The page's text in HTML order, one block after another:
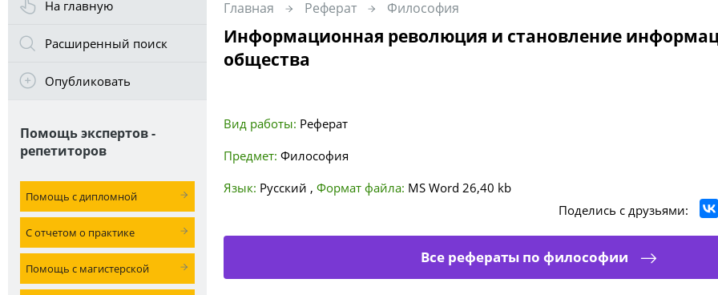
На главную
Расширенный поиск
Опубликовать
Помощь экспертов -
репетиторов
Помощь с дипломной
С отчетом о практике
Помощь с магистерской
Главная Реферат Философия
Информационная революция и становление
общества
Вид работы: Реферат
Предмет: Философия
Язык: Русский , Формат файла: MS Word 26,40 kb
Поделись с друзьями:
Все рефераты по философии